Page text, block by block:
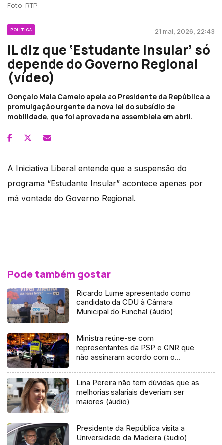
Foto: RTP
POLÍTICA 21 mai, 2026, 22:43
IL diz que ‘Estudante Insular’ só
depende do Governo Regional
(vídeo)
Gonçalo Maia Camelo apela ao Presidente da República a
promulgação urgente da nova lei do subsídio de
mobilidade, que foi aprovada na assembleia em abril.
A Iniciativa Liberal entende que a suspensão do
programa “Estudante Insular” acontece apenas por
má vontade do Governo Regional.
Pode também gostar
Ricardo Lume apresentado como
candidato da CDU à Câmara
Municipal do Funchal (áudio)
Ministra reúne-se com
representantes da PSP e GNR que
não assinaram acordo com o
Lina Pereira não tem dúvidas que as
melhorias salariais deveriam ser
maiores (áudio)
Presidente da República visita a
Universidade da Madeira (áudio)